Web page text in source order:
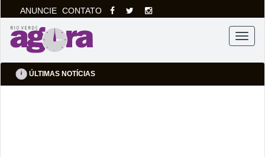
ANUNCIE CONTATO
Menu
ÚLTIMAS NOTÍCIAS